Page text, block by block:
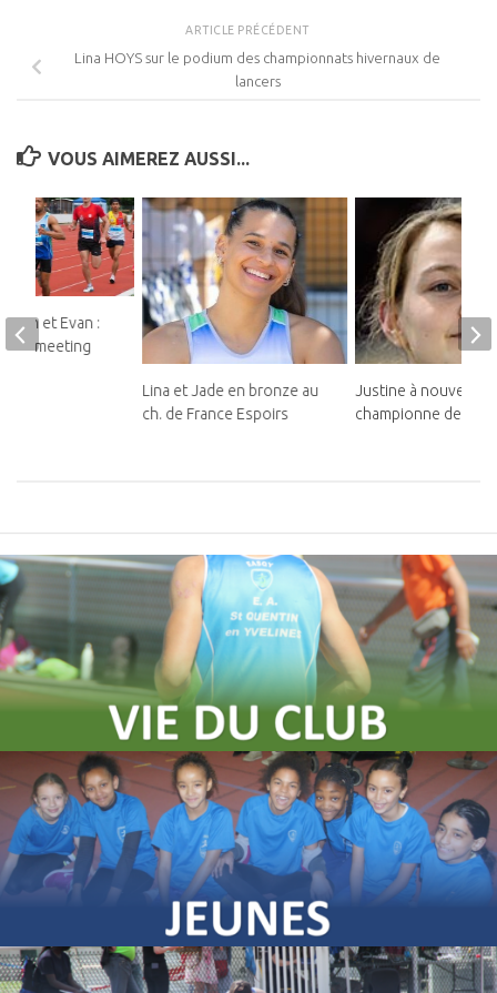
ARTICLE PRÉCÉDENT
Lina HOYS sur le podium des championnats hivernaux de
lancers
VOUS AIMEREZ AUSSI...
Lina et Jade en bronze au
ch. de France Espoirs
Justine à nouveau
championne de
et Evan :
au meeting